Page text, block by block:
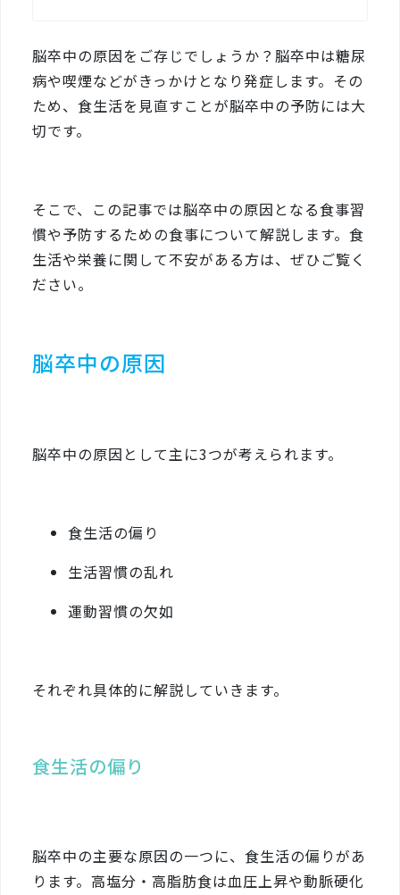
脳卒中の原因をご存じでしょうか？脳卒中は糖尿
病や喫煙などがきっかけとなり発症します。その
ため、食生活を見直すことが脳卒中の予防には大
切です。
そこで、この記事では脳卒中の原因となる食事習
慣や予防するための食事について解説します。食
生活や栄養に関して不安がある方は、ぜひご覧く
ださい。
脳卒中の原因
脳卒中の原因として主に3つが考えられます。
食生活の偏り
生活習慣の乱れ
運動習慣の欠如
それぞれ具体的に解説していきます。
食生活の偏り
脳卒中の主要な原因の一つに、食生活の偏りがあ
ります。高塩分・高脂肪食は血圧上昇や動脈硬化